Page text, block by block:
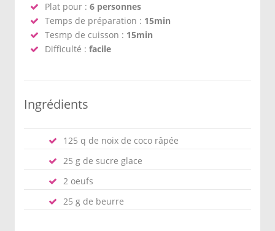
Plat pour : 6 personnes
Temps de préparation : 15min
Tesmp de cuisson : 15min
Difficulté : facile
Ingrédients
125 q de noix de coco râpée
25 g de sucre glace
2 oeufs
25 g de beurre